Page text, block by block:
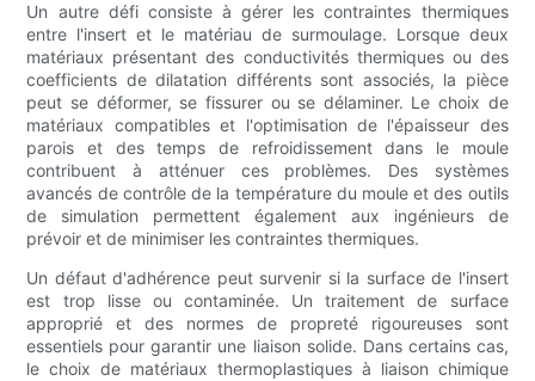
Un autre défi consiste à gérer les contraintes thermiques
entre l'insert et le matériau de surmoulage. Lorsque deux
matériaux présentant des conductivités thermiques ou des
coefficients de dilatation différents sont associés, la pièce
peut se déformer, se fissurer ou se délaminer. Le choix de
matériaux compatibles et l'optimisation de l'épaisseur des
parois et des temps de refroidissement dans le moule
contribuent à atténuer ces problèmes. Des systèmes
avancés de contrôle de la température du moule et des outils
de simulation permettent également aux ingénieurs de
prévoir et de minimiser les contraintes thermiques.
Un défaut d'adhérence peut survenir si la surface de l'insert
est trop lisse ou contaminée. Un traitement de surface
approprié et des normes de propreté rigoureuses sont
essentiels pour garantir une liaison solide. Dans certains cas,
le choix de matériaux thermoplastiques à liaison chimique